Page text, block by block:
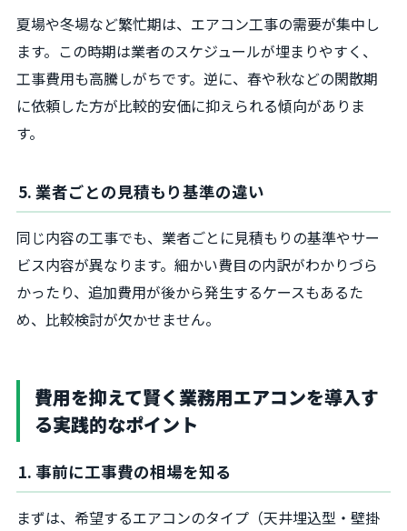
夏場や冬場など繁忙期は、エアコン工事の需要が集中し
ます。この時期は業者のスケジュールが埋まりやすく、
工事費用も高騰しがちです。逆に、春や秋などの閑散期
に依頼した方が比較的安価に抑えられる傾向がありま
す。
5. 業者ごとの見積もり基準の違い
同じ内容の工事でも、業者ごとに見積もりの基準やサー
ビス内容が異なります。細かい費目の内訳がわかりづら
かったり、追加費用が後から発生するケースもあるた
め、比較検討が欠かせません。
費用を抑えて賢く業務用エアコンを導入す
る実践的なポイント
1. 事前に工事費の相場を知る
まずは、希望するエアコンのタイプ（天井埋込型・壁掛